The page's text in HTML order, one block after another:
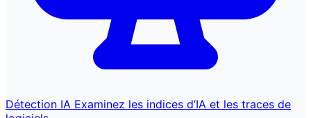
Détection IA Examinez les indices d’IA et les traces de